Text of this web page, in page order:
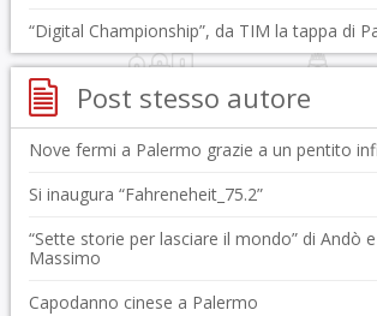
“Digital Championship”, da TIM la tappa di
Post stesso autore
Nove fermi a Palermo grazie a un pentito
Si inaugura “Fahreneheit_75.2”
“Sette storie per lasciare il mondo” di Andò
Massimo
Capodanno cinese a Palermo